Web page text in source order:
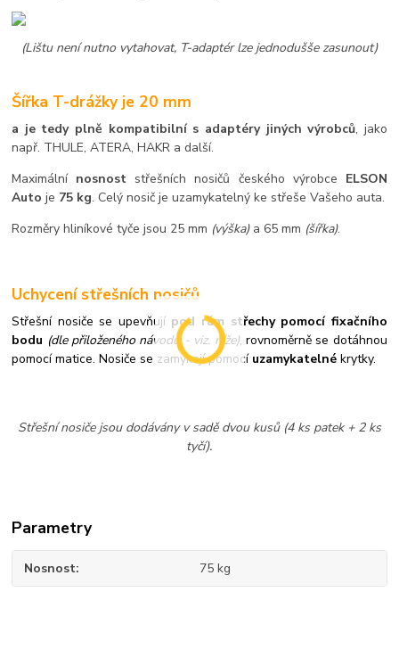
(Lištu není nutno vytahovat, T-adaptér lze jednodušše zasunout)
Šířka T-drážky je 20 mm
a je tedy plně kompatibilní s adaptéry jiných výrobců, jako
např. THULE, ATERA, HAKR a další.
Maximální nosnost střešních nosičů českého výrobce ELSON
Autoje 75 kg. Celý nosič je uzamykatelný ke střeše Vašeho auta.
Rozměry hliníkové tyče jsou 25 mm (výška)a 65 mm (šířka).
Uchycení střešních nosičů
Střešní nosiče se upevňují pod rám střechy pomocí fixačního
bodu (dle přiloženého návodu - viz. níže), rovnoměrně se dotáhnou
pomocí matice. Nosiče se zamykají pomocí uzamykatelné krytky.
Střešní nosiče jsou dodávány v sadě dvou kusů (4 ks patek + 2 ks
tyčí).
Parametry
Nosnost 75 kg